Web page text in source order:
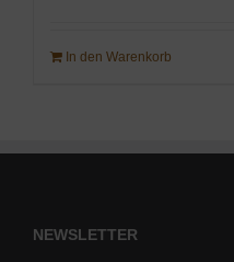
In den Warenkorb
NEWSLETTER